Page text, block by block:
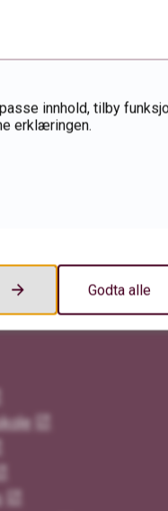
innhold, tilby
erklæringen.
Godta alle